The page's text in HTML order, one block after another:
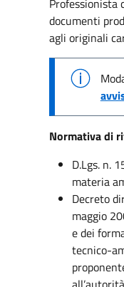
Professionista
documenti
agli originali
Normativa di
D.Lgs. n.
materia
Decreto
maggio
e dei
tecnico-